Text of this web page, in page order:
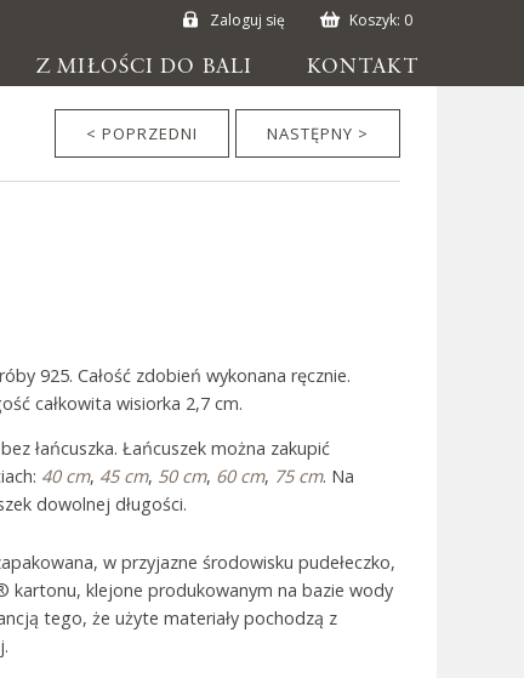
Zaloguj się Koszyk: 0
Z MIŁOŚCI DO BALI KONTAKT
< POPRZEDNI NASTĘPNY >
925. Całość zdobień wykonana ręcznie.
całkowita wisiorka 2,7 cm.
łańcuszka. Łańcuszek można zakupić
40 cm, 45 cm, 50 cm, 60 cm, 75 cm. Na
dowolnej długości.
w przyjazne środowisku pudełeczko,
kartonu, klejone produkowanym na bazie wody
tego, że użyte materiały pochodzą z